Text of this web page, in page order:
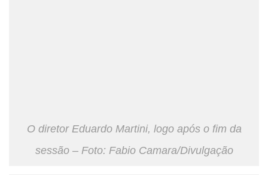
O diretor Eduardo Martini, logo após o fim da
sessão – Foto: Fabio Camara/Divulgação